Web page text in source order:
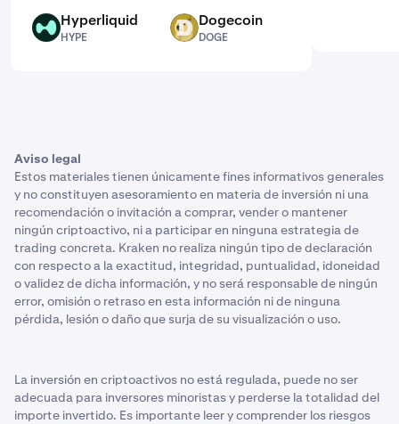
HYPE Hyperliquid
HYPE
DOGE Dogecoin
DOGE
Aviso legal
Estos materiales tienen únicamente fines informativos generales
y no constituyen asesoramiento en materia de inversión ni una
recomendación o invitación a comprar, vender o mantener
ningún criptoactivo, ni a participar en ninguna estrategia de
trading concreta. Kraken no realiza ningún tipo de declaración
con respecto a la exactitud, integridad, puntualidad, idoneidad
o validez de dicha información, y no será responsable de ningún
error, omisión o retraso en esta información ni de ninguna
pérdida, lesión o daño que surja de su visualización o uso.
La inversión en criptoactivos no está regulada, puede no ser
adecuada para inversores minoristas y perderse la totalidad del
importe invertido. Es importante leer y comprender los riesgos